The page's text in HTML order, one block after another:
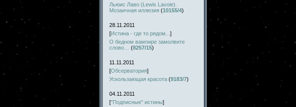
Льюис Лаво (Lewis Lavoie).
Мозаичная иллюзия (10155/4)
28.11.2011
[Истина - где то рядом... ]
О бедном вампире замолвите
слово…
(8257/15)
11.11.2011
[Обсерватория]
Ускользающая красота (9183/7)
04.11.2011
["Подписные" истины]